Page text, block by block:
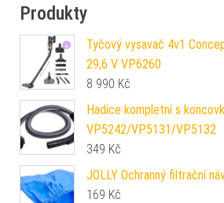
Produkty
Tyčový vysavač 4v1
29,6 V VP6260
8 990 Kč
Hadice kompletní s
VP5242/VP5131/VP5132
349 Kč
JOLLY Ochranný filtrační
169 Kč